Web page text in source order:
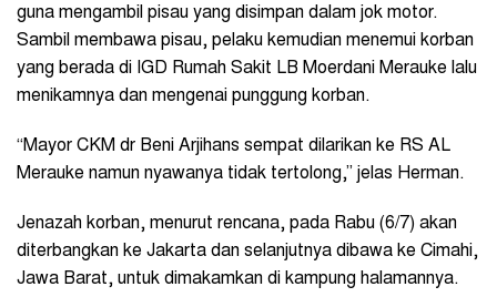
guna mengambil pisau yang disimpan dalam jok motor.
Sambil membawa pisau, pelaku kemudian menemui korban
yang berada di IGD Rumah Sakit LB Moerdani Merauke lalu
menikamnya dan mengenai punggung korban.
“Mayor CKM dr Beni Arjihans sempat dilarikan ke RS AL
Merauke namun nyawanya tidak tertolong,” jelas Herman.
Jenazah korban, menurut rencana, pada Rabu (6/7) akan
diterbangkan ke Jakarta dan selanjutnya dibawa ke Cimahi,
Jawa Barat, untuk dimakamkan di kampung halamannya.